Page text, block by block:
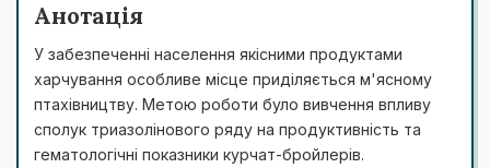
Анотація
У забезпеченні населення якісними продуктами
харчування особливе місце приділяється м'ясному
птахівництву. Метою роботи було вивчення впливу
сполук триазолінового ряду на продуктивність та
гематологічні показники курчат-бройлерів.